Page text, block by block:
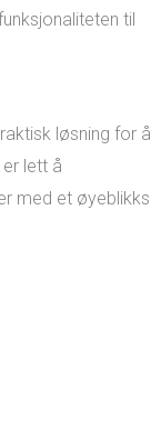
til
løsning for å
lett å
med et øyeblikks